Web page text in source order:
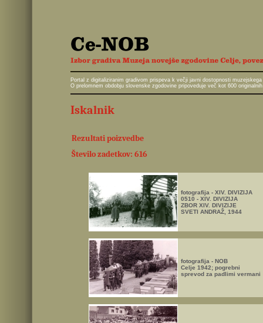
Portal z digitaliziranim gradivom prispeva k večji javni dostopnosti
O prelomnem obdobju slovenske zgodovine pripoveduje več kot 600
Iskalnik
Rezultati poizvedbe
Število zadetkov: 616
fotografija - XIV. DIVIZIJA
0510 - XIV. DIVIZIJA
ZBOR XIV. DIVIZIJE
SVETI ANDRAŽ, 1944
fotografija - NOB
Celje 1942; pogrebni
sprevod za padlimi vermani